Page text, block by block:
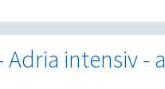
Adria intensiv -